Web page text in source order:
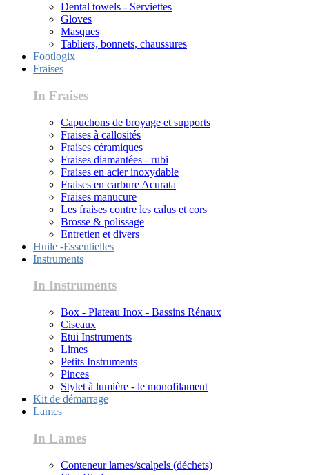
Dental towels - Serviettes
Gloves
Masques
Tabliers, bonnets, chaussures
Footlogix
Fraises
In Fraises
Capuchons de broyage et supports
Fraises à callosités
Fraises céramiques
Fraises diamantées - rubi
Fraises en acier inoxydable
Fraises en carbure Acurata
Fraises manucure
Les fraises contre les calus et cors
Brosse & polissage
Entretien et divers
Huile -Essentielles
Instruments
In Instruments
Box - Plateau Inox - Bassins Rénaux
Ciseaux
Etui Instruments
Limes
Petits Instruments
Pinces
Stylet à lumière - le monofilament
Kit de démarrage
Lames
In Lames
Conteneur lames/scalpels (déchets)